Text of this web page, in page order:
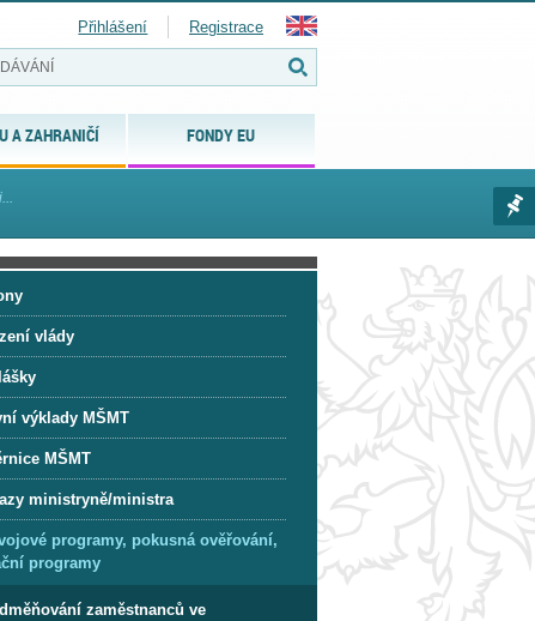
A ZAHRANIČÍ FONDY EU
Přihlášení Registrace
vlády
výklady MŠMT
MŠMT
ministryně/ministra
programy, pokusná ověřování,
programy
zaměstnanců ve